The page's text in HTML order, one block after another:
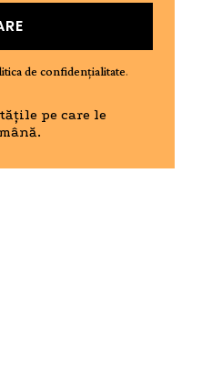
de confidențialitate.
pe care le